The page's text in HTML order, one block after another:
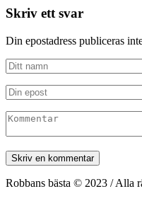
Skriv ett svar
Din epostadress publiceras
Robbans bästa © 2023 / Alla